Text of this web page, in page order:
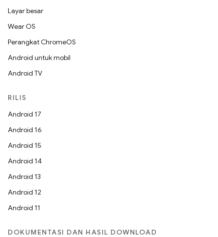
Layar besar
Wear OS
Perangkat ChromeOS
Android untuk mobil
Android TV
RILIS
Android 17
Android 16
Android 15
Android 14
Android 13
Android 12
Android 11
DOKUMENTASI DAN HASIL DOWNLOAD